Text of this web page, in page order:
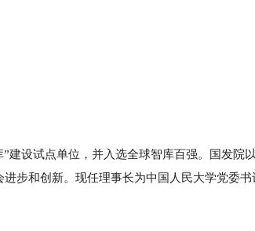
建设试点单位，并入选全球智库百强。国发院
步和创新。现任理事长为中国人民大学党委书